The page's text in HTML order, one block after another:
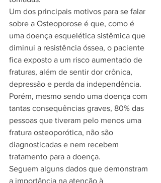
Um dos principais motivos para se falar
sobre a Osteoporose é que, como é
uma doença esquelética sistêmica que
diminui a resistência óssea, o paciente
fica exposto a um risco aumentado de
fraturas, além de sentir dor crônica,
depressão e perda da independência.
Porém, mesmo sendo uma doença com
tantas consequências graves, 80% das
pessoas que tiveram pelo menos uma
fratura osteoporótica, não são
diagnosticadas e nem recebem
tratamento para a doença.
Seguem alguns dados que demonstram
a importância na atenção à